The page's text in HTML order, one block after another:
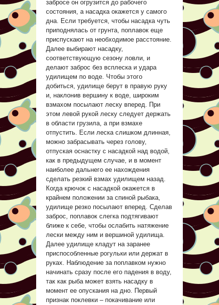
забросе он огрузится до рабочего
состояния, а насадка окажется у самого
дна. Если требуется, чтобы насадка чуть
приподнялась от грунта, поплавок еще
приспускают на необходимое расстояние.
Далее выбирают насадку,
соответствующую сезону ловли, и
делают заброс без всплеска и удара
удилищем по воде. Чтобы этого
добиться, удилище берут в правую руку
и, наклонив вершину к воде, широким
взмахом посылают леску вперед. При
этом левой рукой леску следует держать
в области грузила, а при взмахе
отпустить. Если леска слишком длинная,
можно забрасывать через голову,
отпуская оснастку с насадкой над водой,
как в предыдущем случае, и в момент
наиболее дальнего ее нахождения
сделать резкий взмах удилищем назад.
Когда крючок с насадкой окажется в
крайнем положении за спиной рыбака,
удилище резко посылают вперед. Сделав
заброс, поплавок слегка подтягивают
ближе к себе, чтобы ослабить натяжение
лески между ним и вершиной удилища.
Далее удилище кладут на заранее
приспособленные рогульки или держат в
руках. Наблюдение за поплавком нужно
начинать сразу после его падения в воду,
так как рыба может взять насадку в
момент ее опускания на дно. Первый
признак поклевки – покачивание или